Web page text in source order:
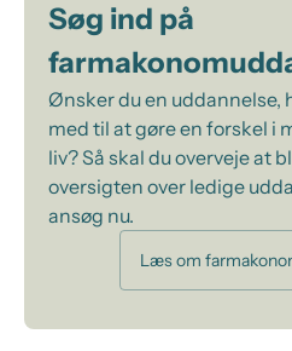
Søg ind på
Ønsker du en uddannelse,
med til at gøre en forskel i
liv? Så skal du overveje at
oversigten over ledige
ansøg nu.
Læs om